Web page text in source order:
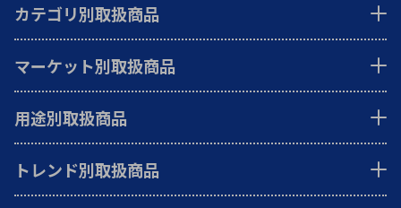
カテゴリ別取扱商品
マーケット別取扱商品
用途別取扱商品
トレンド別取扱商品